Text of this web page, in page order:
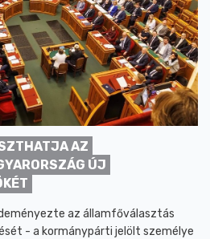
AZ
ÚJ
az államfőválasztás
- a kormánypárti jelölt személye